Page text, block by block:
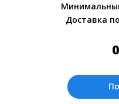
Оплата
07.08.2026.
Доставка